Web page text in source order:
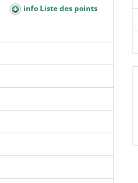
info Liste des points